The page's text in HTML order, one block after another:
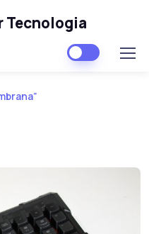
Tecnologia